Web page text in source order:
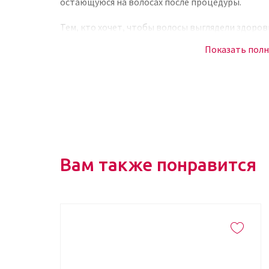
Тем, кто хочет, чтобы волосы выглядели
улучшение внешнего вида, которое не
Показать
Вам также понравится